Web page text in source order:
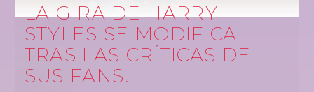
LA GIRA DE HARRY
STYLES SE MODIFICA
TRAS LAS CRÍTICAS DE
SUS FANS.